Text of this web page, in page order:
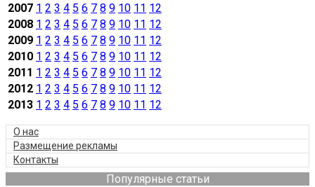
2007 1 2 3 4 5 6 7 8 9 10 11 12
2008 1 2 3 4 5 6 7 8 9 10 11 12
2009 1 2 3 4 5 6 7 8 9 10 11 12
2010 1 2 3 4 5 6 7 8 9 10 11 12
2011 1 2 3 4 5 6 7 8 9 10 11 12
2012 1 2 3 4 5 6 7 8 9 10 11 12
2013 1 2 3 4 5 6 7 8 9 10 11 12
О нас
Размещение рекламы
Контакты
Популярные статьи